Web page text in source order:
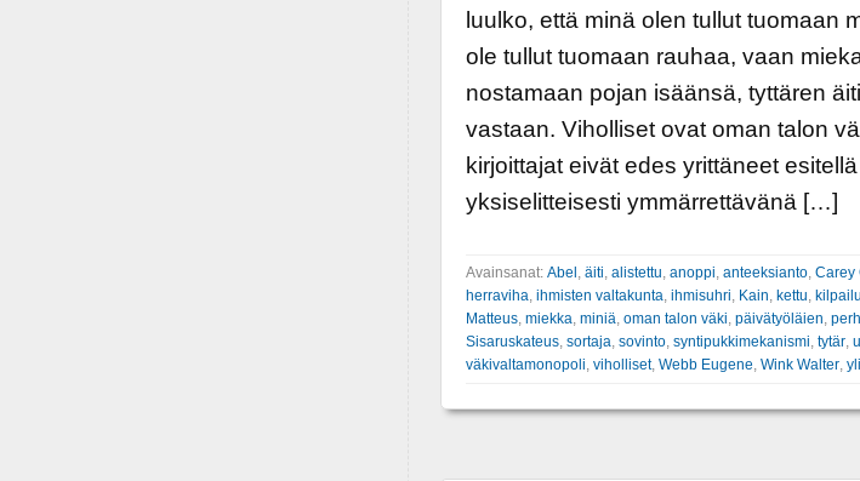
luulko, että minä olen tullut tuomaan
ole tullut tuomaan rauhaa, vaan
nostamaan pojan isäänsä, tyttären
vastaan. Viholliset ovat oman talon
kirjoittajat eivät edes yrittäneet
yksiselitteisesti ymmärrettävänä […]
Avainsanat: Abel , äiti, alistettu, anoppi, anteeksianto, Carey
herraviha, ihmisten valtakunta, ihmisuhri, Kain, kettu,
Matteus, miekka, miniä, oman talon väki, päivätyöläien,
Sisaruskateus, sortaja, sovinto, syntipukkimekanismi, tytär,
väkivaltamonopoli, viholliset, Webb Eugene, Wink Walter,